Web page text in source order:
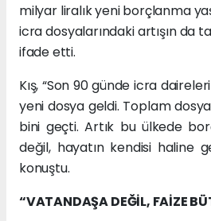
milyar liralık yeni borçlanma
icra dosyalarındaki artışın da
ifade etti.
Kış, “Son 90 günde icra
yeni dosya geldi. Toplam
bini geçti. Artık bu ülkede
değil, hayatın kendisi haline
konuştu.
“VATANDAŞA DEĞİL, FAİZE